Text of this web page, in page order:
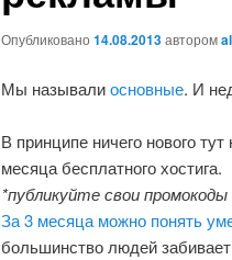
Опубликовано 14.08.2013автором
Мы называлиосновные. И
В принципе ничего нового
месяца бесплатного хостига.
*публикуйте свои промокоды
За 3 месяца можно понять
большинство людей